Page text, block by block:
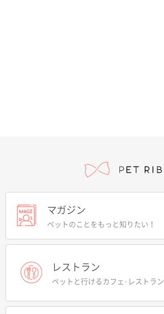
マガジン
ペットのことをもっと知りたい！
レストラン
ペットと行けるカフェ･レストラン